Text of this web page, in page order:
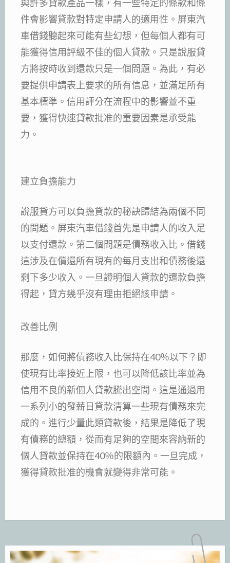
與許多貸款產品一樣，有一些特定的條款和條
件會影響貸款對特定申請人的適用性。屏東汽
車借錢聽起來可能有些幻想，但每個人都有可
能獲得信用評級不佳的個人貸款。只是說服貸
方將按時收到還款只是一個問題。為此，有必
要提供申請表上要求的所有信息，並滿足所有
基本標準。信用評分在流程中的影響並不重
要，獲得快速貸款批准的重要因素是承受能
力。
建立負擔能力
說服貸方可以負擔貸款的秘訣歸結為兩個不同
的問題。屏東汽車借錢首先是申請人的收入足
以支付還款。第二個問題是債務收入比。借錢
這涉及在償還所有現有的每月支出和債務後還
剩下多少收入。一旦證明個人貸款的還款負擔
得起，貸方幾乎沒有理由拒絕該申請。
改善比例
那麼，如何將債務收入比保持在40％以下？即
使現有比率接近上限，也可以降低該比率並為
信用不良的新個人貸款騰出空間。這是通過用
一系列小的發薪日貸款清算一些現有債務來完
成的。進行少量此類貸款後，結果是降低了現
有債務的總額，從而有足夠的空間來容納新的
個人貸款並保持在40％的限額內。一旦完成，
獲得貸款批准的機會就變得非常可能。